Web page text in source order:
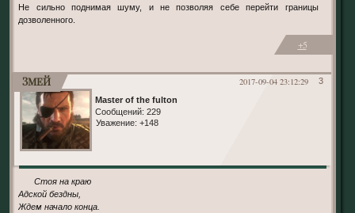
Не сильно поднимая шуму, и не позволяя себе перейти границы
дозволенного.
+5
3
2017-09-04 23:12:29
Змей
Master of the fulton
Сообщений: 229
Уважение: +148
Стоя на краю
Адской бездны,
Ждем начало конца.